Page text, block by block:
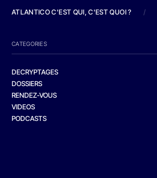
ATLANTICO C'EST QUI, C'EST QUOI ? /
CATEGORIES
DECRYPTAGES
DOSSIERS
RENDEZ-VOUS
VIDEOS
PODCASTS